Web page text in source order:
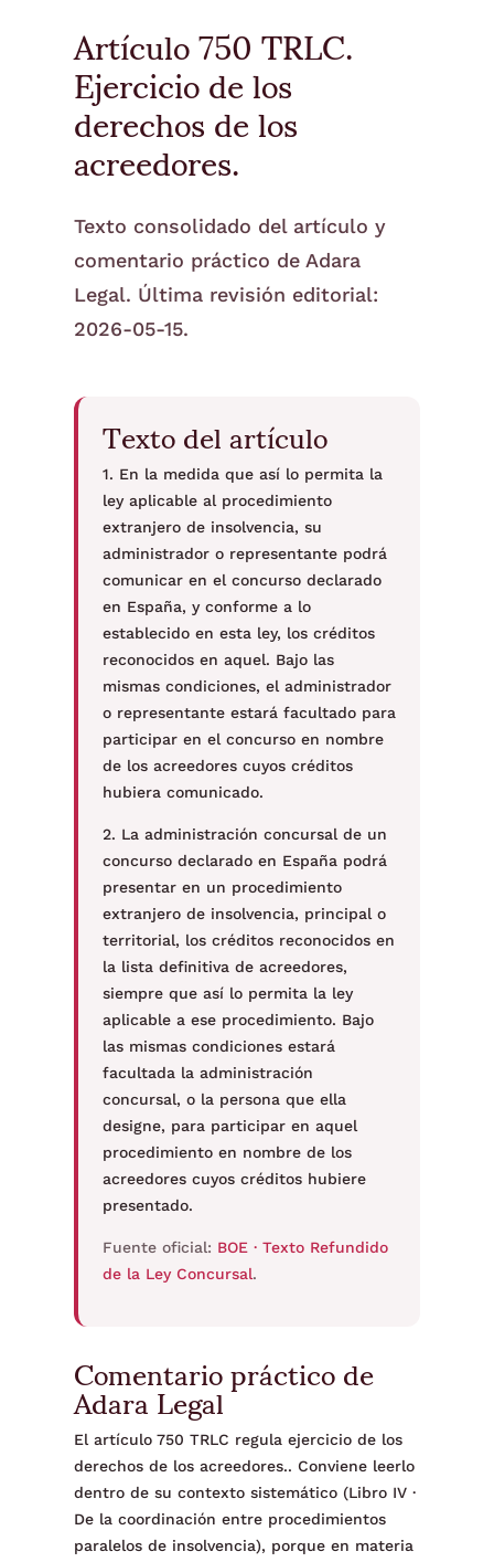
Artículo 750 TRLC.
Ejercicio de los
derechos de los
acreedores.
Texto consolidado del artículo y
comentario práctico de Adara
Legal. Última revisión editorial:
2026-05-15.
Texto del artículo
1. En la medida que así lo permita la
ley aplicable al procedimiento
extranjero de insolvencia, su
administrador o representante podrá
comunicar en el concurso declarado
en España, y conforme a lo
establecido en esta ley, los créditos
reconocidos en aquel. Bajo las
mismas condiciones, el administrador
o representante estará facultado para
participar en el concurso en nombre
de los acreedores cuyos créditos
hubiera comunicado.
2. La administración concursal de un
concurso declarado en España podrá
presentar en un procedimiento
extranjero de insolvencia, principal o
territorial, los créditos reconocidos en
la lista definitiva de acreedores,
siempre que así lo permita la ley
aplicable a ese procedimiento. Bajo
las mismas condiciones estará
facultada la administración
concursal, o la persona que ella
designe, para participar en aquel
procedimiento en nombre de los
acreedores cuyos créditos hubiere
presentado.
Fuente oficial: BOE · Texto Refundido
de la Ley Concursal.
Comentario práctico de
Adara Legal
El artículo 750 TRLC regula ejercicio de los
derechos de los acreedores.. Conviene leerlo
dentro de su contexto sistemático (Libro IV ·
De la coordinación entre procedimientos
paralelos de insolvencia), porque en materia